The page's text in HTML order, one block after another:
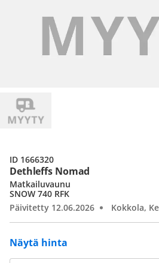
Dethleffs Nomad
Näytä hinta
Matkailuvaunu
SNOW 740 RFK
Päivitetty 12.06.2026
Kokkola,
ID 1666320